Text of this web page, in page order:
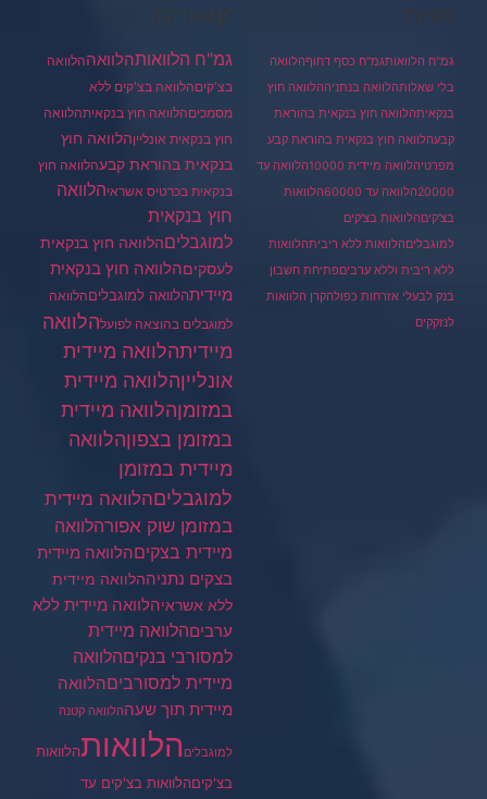
תגיות
גמ"ח הלוואותגמ"ח כסף דחוףהלוואה
בלי שאלותהלוואה בנתניההלוואה חוץ
בנקאיתהלוואה חוץ בנקאית בהוראת
קבעהלוואה חוץ בנקאית בהוראת קבע
מפרטיהלוואה מיידית 10000
הלוואה עד
20000הלוואה עד 60000
הלוואות
בצ'קיםהלוואות בצ'קים
למוגבליםהלוואות ללא ריביתהלוואות
ללא ריבית וללא ערביםפתיחת חשבון
בנק לבעלי אזרחות כפולהקרן הלוואות
לנזקקים
קטגוריות
גמ"ח הלוואותהלוואההלוואה
בצ'קיםהלוואה בצ'קים ללא
מסמכיםהלוואה חוץ בנקאיתהלוואה
חוץ בנקאית אונלייןהלוואה חוץ
בנקאית בהוראת קבעהלוואה חוץ
בנקאית בכרטיס אשראיהלוואה
חוץ בנקאית
למוגבליםהלוואה חוץ בנקאית
לעסקיםהלוואה חוץ בנקאית
מיידיתהלוואה למוגבליםהלוואה
למוגבלים בהוצאה לפועלהלוואה
מיידיתהלוואה מיידית
אונלייןהלוואה מיידית
במזומןהלוואה מיידית
במזומן בצפוןהלוואה
מיידית במזומן
למוגבליםהלוואה מיידית
במזומן שוק אפורהלוואה
מיידית בצקיםהלוואה מיידית
בצקים נתניההלוואה מיידית
ללא אשראיהלוואה מיידית ללא
ערביםהלוואה מיידית
למסורבי בנקיםהלוואה
מיידית למסורביםהלוואה
מיידית תוך שעההלוואה קטנה
למוגבלים הלוואותהלוואות
בצ'קיםהלוואות בצ'קים עד